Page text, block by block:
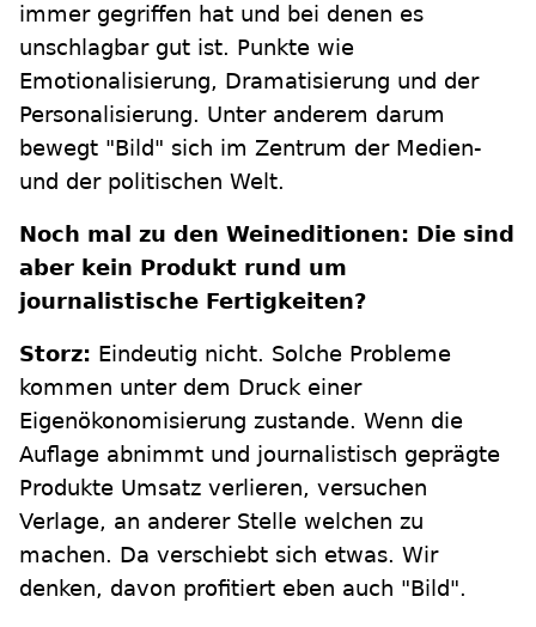
immer gegriffen hat und bei denen es
unschlagbar gut ist. Punkte wie
Emotionalisierung, Dramatisierung und der
Personalisierung. Unter anderem darum
bewegt "Bild" sich im Zentrum der Medien-
und der politischen Welt.
Noch mal zu den Weineditionen: Die sind
aber kein Produkt rund um
journalistische Fertigkeiten?
Storz: Eindeutig nicht. Solche Probleme
kommen unter dem Druck einer
Eigenökonomisierung zustande. Wenn die
Auflage abnimmt und journalistisch geprägte
Produkte Umsatz verlieren, versuchen
Verlage, an anderer Stelle welchen zu
machen. Da verschiebt sich etwas. Wir
denken, davon profitiert eben auch "Bild".